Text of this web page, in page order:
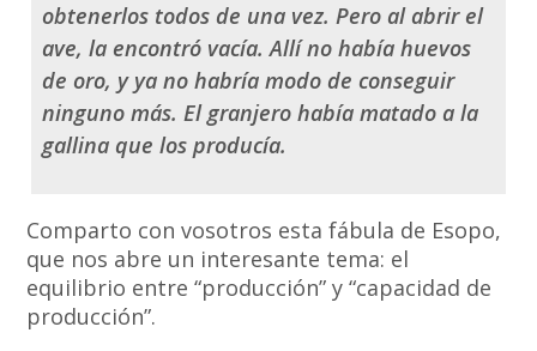
obtenerlos todos de una vez. Pero al abrir el
ave, la encontró vacía. Allí no había huevos
de oro, y ya no habría modo de conseguir
ninguno más. El granjero había matado a la
gallina que los producía.
Comparto con vosotros esta fábula de Esopo,
que nos abre un interesante tema: el
equilibrio entre “producción” y “capacidad de
producción”.